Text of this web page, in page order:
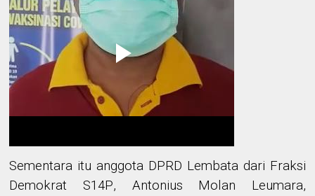
Sementara itu anggota DPRD Lembata dari Fraksi
Demokrat S14P, Antonius Molan Leumara,